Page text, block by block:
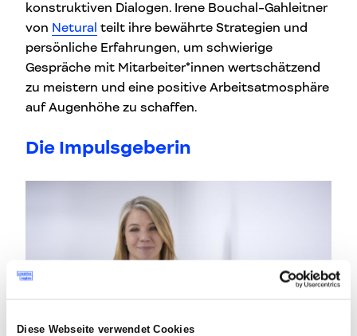
Diese Webseite verwendet Cookies
konstruktiven Dialogen. Irene Bouchal-Gahleitner
von Netural teilt ihre bewährte Strategien und
persönliche Erfahrungen, um schwierige
Gespräche mit Mitarbeiter*innen wertschätzend
zu meistern und eine positive Arbeitsatmosphäre
auf Augenhöhe zu schaffen.
Die Impulsgeberin